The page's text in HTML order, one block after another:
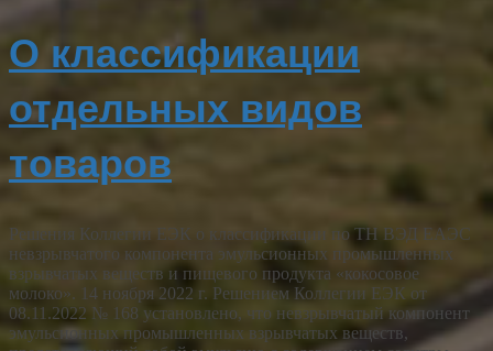
О классификации
отдельных видов
товаров
Решения Коллегии ЕЭК о классификации по ТН ВЭД ЕАЭС
невзрывчатого компонента эмульсионных промышленных
взрывчатых веществ и пищевого продукта «кокосовое
молоко». 14 ноября 2022 г. Решением Коллегии ЕЭК от
08.11.2022 № 168 установлено, что невзрывчатый компонент
эмульсионных промышленных взрывчатых веществ,